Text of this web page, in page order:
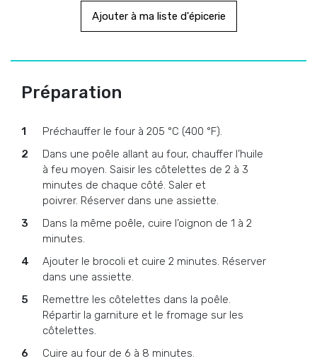
Ajouter à ma liste d'épicerie
Préparation
Préchauffer le four à 205 °C (400 °F).
Dans une poêle allant au four, chauffer l’huile
à feu moyen. Saisir les côtelettes de 2 à 3
minutes de chaque côté. Saler et
poivrer. Réserver dans une assiette.
Dans la même poêle, cuire l’oignon de 1 à 2
minutes.
Ajouter le brocoli et cuire 2 minutes. Réserver
dans une assiette.
Remettre les côtelettes dans la poêle.
Répartir la garniture et le fromage sur les
côtelettes.
Cuire au four de 6 à 8 minutes.